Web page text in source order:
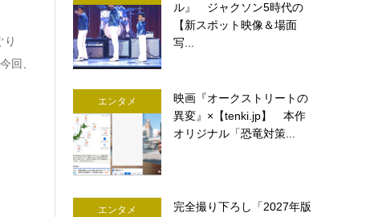
り
回、
ル』 ジャクソン5時代の
【新スポット映像＆場面
写...
エンタメ
映画『オークストリートの
異変』×【tenki.jp】 本作
オリジナル「恐竜対策...
エンタメ
完全撮り下ろし「2027年版